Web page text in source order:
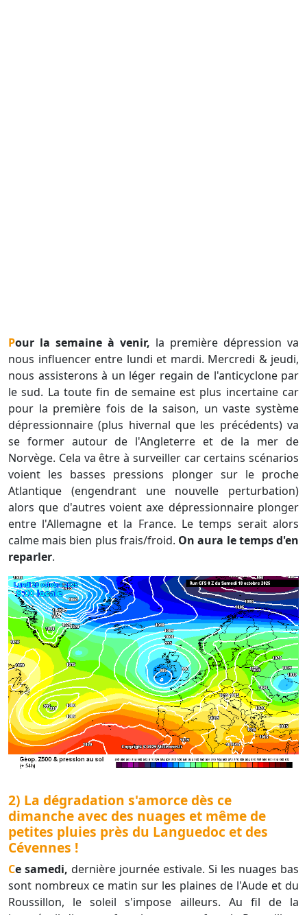
Pour la semaine à venir, la première dépression va
nous influencer entre lundi et mardi. Mercredi & jeudi,
nous assisterons à un léger regain de l'anticyclone par
le sud. La toute fin de semaine est plus incertaine car
pour la première fois de la saison, un vaste système
dépressionnaire (plus hivernal que les précédents) va
se former autour de l'Angleterre et de la mer de
Norvège. Cela va être à surveiller car certains scénarios
voient les basses pressions plonger sur le proche
Atlantique (engendrant une nouvelle perturbation)
alors que d'autres voient axe dépressionnaire plonger
entre l'Allemagne et la France. Le temps serait alors
calme mais bien plus frais/froid. On aura le temps d'en
reparler.
2) La dégradation s'amorce dès ce
dimanche avec des nuages et même de
petites pluies près du Languedoc et des
Cévennes !
Ce samedi, dernière journée estivale. Si les nuages bas
sont nombreux ce matin sur les plaines de l'Aude et du
Roussillon, le soleil s'impose ailleurs. Au fil de la